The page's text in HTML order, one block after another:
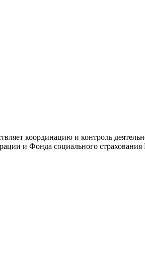
координацию и контроль
и Фонда социального